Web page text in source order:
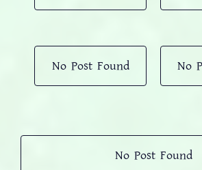
No Post Found No
No Post Found